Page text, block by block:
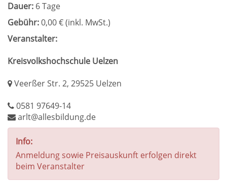
Dauer: 6 Tage
Gebühr:0,00 € (inkl. MwSt.)
Veranstalter:
Kreisvolkshochschule Uelzen
Veerßer Str. 2, 29525 Uelzen
0581 97649-14
arlt@allesbildung.de
Info:
Anmeldung sowie Preisauskunft erfolgen direkt
beim Veranstalter